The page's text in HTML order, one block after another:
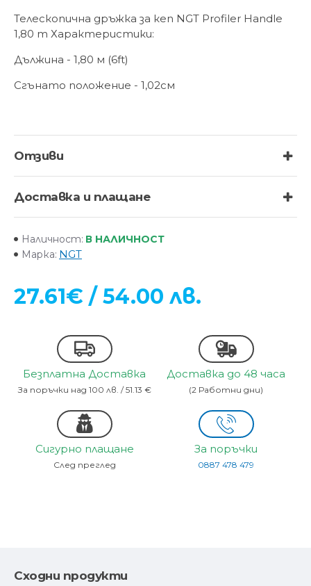
Телескопична дръжка за кеп NGT Profiler Handle
1,80 m Характеристики:
Дължина - 1,80 м (6ft)
Сгънато положение - 1,02см
Отзиви
Доставка и плащане
Наличност: В НАЛИЧНОСТ
Марка: NGT
27.61€ / 54.00 лв.
Безплатна Доставка
За поръчки над 100 лв. / 51.13 €
Доставка до 48 часа
(2 Работни дни)
Сигурно плащане
След преглед
За поръчки
0887 478 479
Сходни продукти